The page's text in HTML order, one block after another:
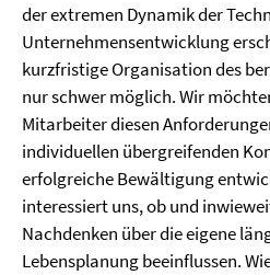
der extremen Dynamik der
Unternehmensentwicklung
kurzfristige Organisation des
nur schwer möglich. Wir
Mitarbeiter diesen
individuellen übergreifenden
erfolgreiche Bewältigung
interessiert uns, ob und
Nachdenken über die eigene
Lebensplanung beeinflussen.